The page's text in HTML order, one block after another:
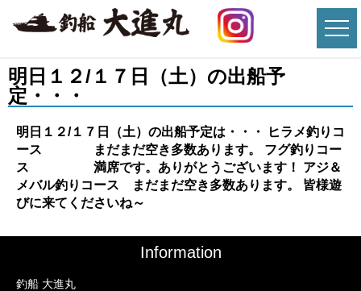
明日１２/１７日（土）の出船予
定・・・
明日１２/１７日（土）の出船予定は・・・ ヒラメ釣りコ
ース まだまだ空き多数あります。 フグ釣りコー
ス 満席です。ありがとうございます！ アジ＆
メバル釣りコース まだまだ空き多数あります。 皆様遊
びに来てくださいね～
Information
釣船 大進丸